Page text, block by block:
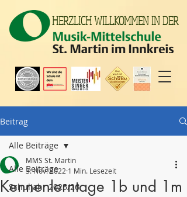
HERZLICH WILLKOMMEN IN DER
Beitrag
Alle Beiträge
Schuljahr 2025/26
Alle Beiträge
Kennenlerntage 1b und 1m
MMS St. Martin
3. Nov. 2022 1 Min. Lesezeit